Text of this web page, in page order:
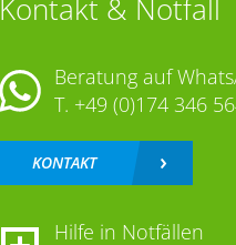
Kontakt & Notfall
Beratung auf
T. +49 (0)174 346
KONTAKT
Hilfe in Notfällen